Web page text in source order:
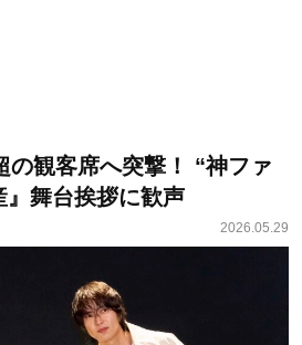
の観客席へ突撃！ “神ファ
』舞台挨拶に歓声
2026.05.29